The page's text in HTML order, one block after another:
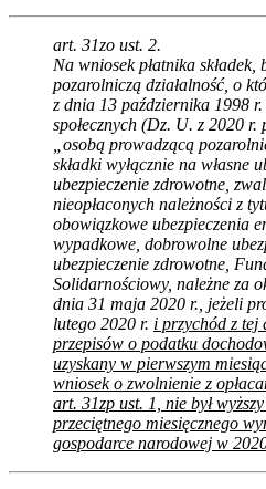
art. 31zo ust. 2.
Na wniosek płatnika
pozarolniczą działalność, o
z dnia 13 października 1998 r.
społecznych (Dz. U. z 2020
„osobą prowadzącą
składki wyłącznie na własne
ubezpieczenie zdrowotne,
nieopłaconych należności z
obowiązkowe ubezpieczenia
wypadkowe, dobrowolne
ubezpieczenie zdrowotne,
Solidarnościowy, należne za
dnia 31 maja 2020 r., jeżeli
lutego 2020 r. i przychód z tej
przepisów o podatku
uzyskany w pierwszym
wniosek o zwolnienie z
art. 31zp ust. 1, nie był
przeciętnego miesięcznego
gospodarce narodowej w